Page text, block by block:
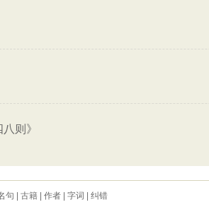
则》
句 古籍| 作者| 字词 纠错